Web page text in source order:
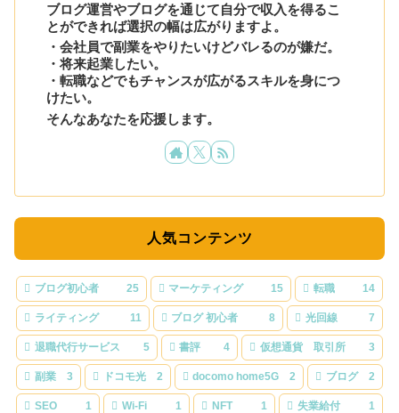
ブログ運営やブログを通じて自分で収入を得るこ
とができれば選択の幅は広がりますよ。
・会社員で副業をやりたいけどバレるのが嫌だ。
・将来起業したい。
・転職などでもチャンスが広がるスキルを身につ
けたい。
そんなあなたを応援します。
人気コンテンツ
ブログ初心者 25 マーケティング 15 転職 14
ライティング 11 ブログ 初心者 8 光回線 7
退職代行サービス 5 書評 4 仮想通貨 取引所 3
副業 3 ドコモ光 2 docomo home5G 2 ブログ 2
SEO 1 Wi-Fi 1 NFT 1 失業給付 1